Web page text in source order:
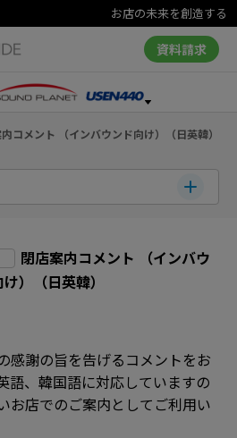
お店の未来を創造する
資料請求
コメント （インバウンド向け）（日英韓）
閉店案内コメント （インバウ
）（日英韓）
感謝の旨を告げるコメントをお
語、韓国語に対応していますの
お店でのご案内としてご利用い